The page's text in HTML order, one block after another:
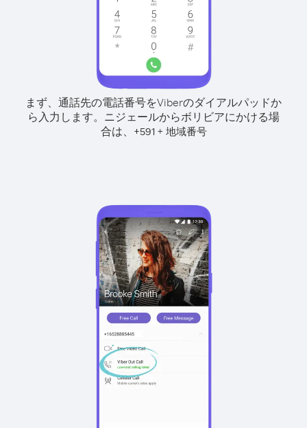
まず、通話先の電話番号をViberのダイアルパッドか
ら入力します。 ニジェールからボリビアにかける場
合は、
+591+ 地域番号